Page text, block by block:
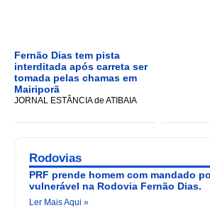
Fernão Dias tem pista
interditada após carreta ser
tomada pelas chamas em
Mairiporã
JORNAL ESTÂNCIA de ATIBAIA
Rodovias
PRF prende homem com mandado
vulnerável na Rodovia Fernão Dias.
Ler Mais Aqui »